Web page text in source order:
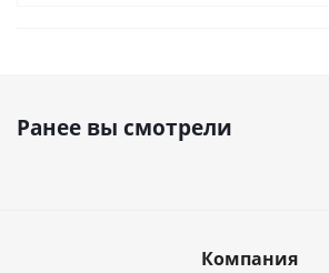
Ранее вы смотрели
Компания